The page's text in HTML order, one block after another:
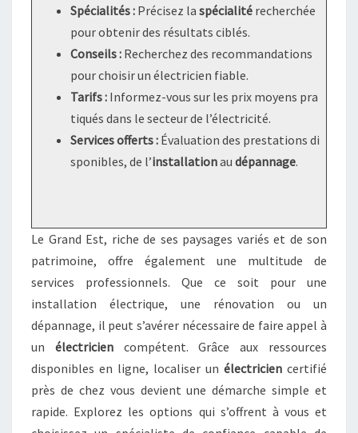
Spécialités : Précisez la spécialité recherchée
pour obtenir des résultats ciblés.
Conseils : Recherchez des recommandations
pour choisir un électricien fiable.
Tarifs : Informez-vous sur les prix moyens pra
tiqués dans le secteur de l’électricité.
Services offerts : Évaluation des prestations di
sponibles, de l’installationau dépannage.
Le Grand Est, riche de ses paysages variés et de son
patrimoine, offre également une multitude de
services professionnels. Que ce soit pour une
installation électrique, une rénovation ou un
dépannage, il peut s’avérer nécessaire de faire appel à
un électriciencompétent. Grâce aux ressources
disponibles en ligne, localiser un électricien certifié
près de chez vous devient une démarche simple et
rapide. Explorez les options qui s’offrent à vous et